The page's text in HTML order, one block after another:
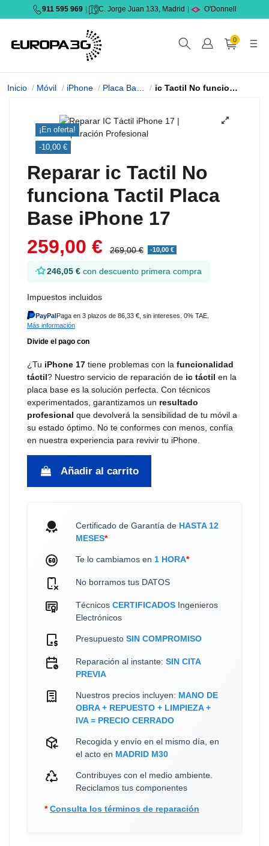
911 595 969 C. Jorge Juan 133, Madrid O'Donnell
0
Inicio Móvil iPhone Placa Base iPhone ic Tactil No funciona Tactil 17
¡En oferta!
-10,00 €
Reparar ic Tactil No
funciona Tactil Placa
Base iPhone 17
259,00 €
269,00 € -10,00 €
246,05 € con descuento primera compra
Impuestos incluidos
PayPalPaga en 3 plazos de 86,33 €, sin intereses. 0% TAE.
Más información
¿Tu iPhone 17 tiene problemas con la funcionalidad
táctil? Nuestro servicio de reparación de ic táctil en la
placa base es la solución perfecta. Con técnicos
experimentados, garantizamos un resultado
profesional que devolverá la sensibilidad de tu móvil a
su estado óptimo. No te conformes con menos, confía
en nuestra experiencia para revivir tu iPhone.
Añadir al carrito
Certificado de Garantía de HASTA 12
MESES*
Te lo cambiamos en 1 HORA*
No borramos tus DATOS
Técnicos CERTIFICADOS Ingenieros
Electrónicos
Presupuesto SIN COMPROMISO
Reparación al instante: SIN CITA
PREVIA
Nuestros precios incluyen: MANO DE
OBRA + REPUESTO + LIMPIEZA +
IVA = PRECIO CERRADO
Recogida y envío en el mismo día, en
el acto en MADRID M30
Contribuyes con el medio ambiente.
Reciclamos tus componentes
* Consulta los términos de reparación